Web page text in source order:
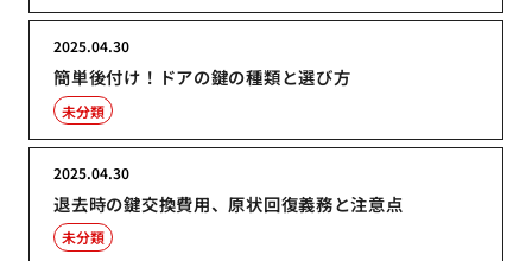
簡単後付け！ドアの鍵の種類と選び方
2025.04.30
未分類
退去時の鍵交換費用、原状回復義務と注意点
2025.04.30
未分類